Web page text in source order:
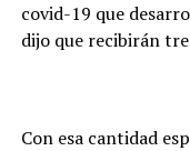
covid-19 que
dijo que recibirán
Con esa cantidad